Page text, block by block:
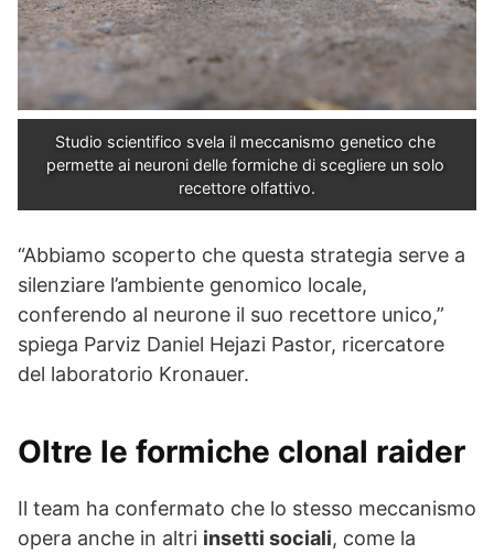
Studio scientifico svela il meccanismo genetico che
permette ai neuroni delle formiche di scegliere un solo
recettore olfattivo.
“Abbiamo scoperto che questa strategia serve a
silenziare l’ambiente genomico locale,
conferendo al neurone il suo recettore unico,”
spiega Parviz Daniel Hejazi Pastor, ricercatore
del laboratorio Kronauer.
Oltre le formiche clonal raider
Il team ha confermato che lo stesso meccanismo
opera anche in altri insetti sociali, come la